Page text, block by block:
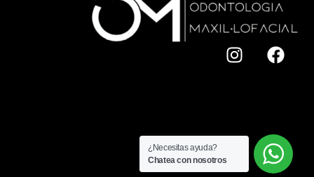
¿Necesitas ayuda?
Chatea con nosotros